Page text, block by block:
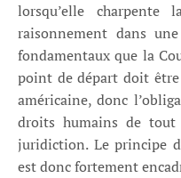
lorsqu’elle charpente
raisonnement dans
fondamentaux que la
point de départ doit
américaine, donc
droits humains de
juridiction. Le principe
est donc fortement